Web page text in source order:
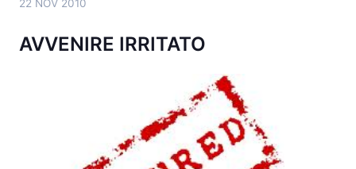
22 NOV 2010
AVVENIRE IRRITATO